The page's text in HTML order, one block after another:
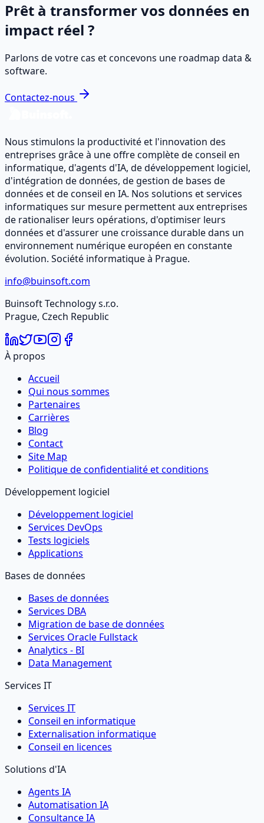
Prêt à transformer vos données en
impact réel ?
Parlons de votre cas et concevons une roadmap data &
software.
Contactez-nous
Nous stimulons la productivité et l'innovation des
entreprises grâce à une offre complète de conseil en
informatique, d'agents d'IA, de développement logiciel,
d'intégration de données, de gestion de bases de
données et de conseil en IA. Nos solutions et services
informatiques sur mesure permettent aux entreprises
de rationaliser leurs opérations, d'optimiser leurs
données et d'assurer une croissance durable dans un
environnement numérique européen en constante
évolution. Société informatique à Prague.
info@buinsoft.com
Buinsoft Technology s.r.o.
Prague, Czech Republic
À propos
Accueil
Qui nous sommes
Partenaires
Carrières
Blog
Contact
Site Map
Politique de confidentialité et conditions
Développement logiciel
Développement logiciel
Services DevOps
Tests logiciels
Applications
Bases de données
Bases de données
Services DBA
Migration de base de données
Services Oracle Fullstack
Analytics - BI
Data Management
Services IT
Services IT
Conseil en informatique
Externalisation informatique
Conseil en licences
Solutions d'IA
Agents IA
Automatisation IA
Consultance IA